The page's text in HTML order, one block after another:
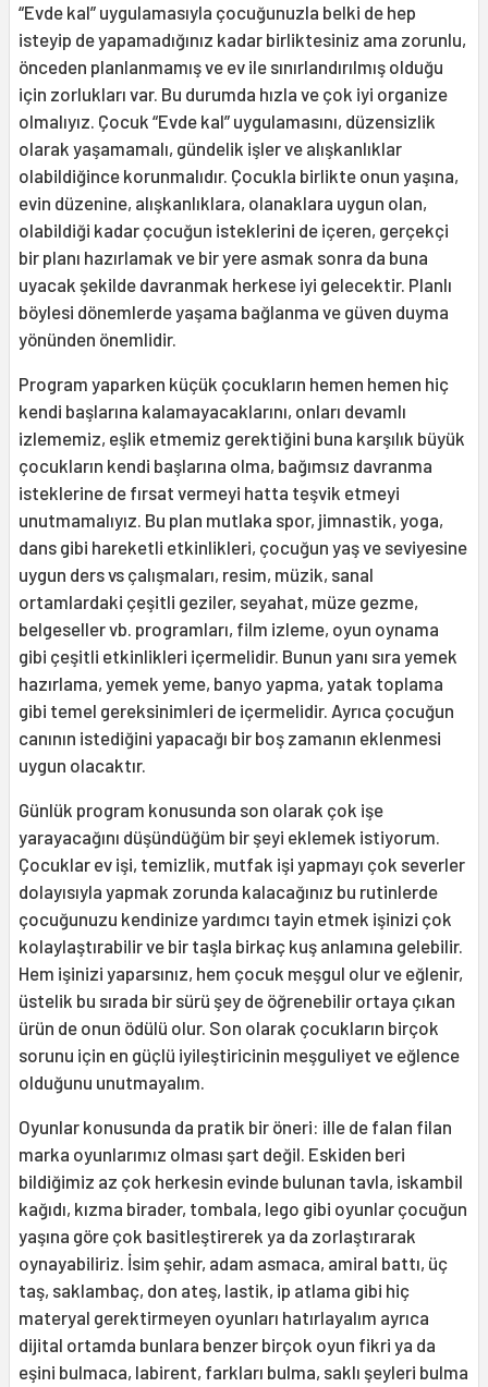
“Evde kal” uygulamasıyla çocuğunuzla belki de hep
isteyip de yapamadığınız kadar birliktesiniz ama zorunlu,
önceden planlanmamış ve ev ile sınırlandırılmış olduğu
için zorlukları var. Bu durumda hızla ve çok iyi organize
olmalıyız. Çocuk “Evde kal” uygulamasını, düzensizlik
olarak yaşamamalı, gündelik işler ve alışkanlıklar
olabildiğince korunmalıdır. Çocukla birlikte onun yaşına,
evin düzenine, alışkanlıklara, olanaklara uygun olan,
olabildiği kadar çocuğun isteklerini de içeren, gerçekçi
bir planı hazırlamak ve bir yere asmak sonra da buna
uyacak şekilde davranmak herkese iyi gelecektir. Planlı
böylesi dönemlerde yaşama bağlanma ve güven duyma
yönünden önemlidir.
Program yaparken küçük çocukların hemen hemen hiç
kendi başlarına kalamayacaklarını, onları devamlı
izlememiz, eşlik etmemiz gerektiğini buna karşılık büyük
çocukların kendi başlarına olma, bağımsız davranma
isteklerine de fırsat vermeyi hatta teşvik etmeyi
unutmamalıyız. Bu plan mutlaka spor, jimnastik, yoga,
dans gibi hareketli etkinlikleri, çocuğun yaş ve seviyesine
uygun ders vs çalışmaları, resim, müzik, sanal
ortamlardaki çeşitli geziler, seyahat, müze gezme,
belgeseller vb. programları, film izleme, oyun oynama
gibi çeşitli etkinlikleri içermelidir. Bunun yanı sıra yemek
hazırlama, yemek yeme, banyo yapma, yatak toplama
gibi temel gereksinimleri de içermelidir. Ayrıca çocuğun
canının istediğini yapacağı bir boş zamanın eklenmesi
uygun olacaktır.
Günlük program konusunda son olarak çok işe
yarayacağını düşündüğüm bir şeyi eklemek istiyorum.
Çocuklar ev işi, temizlik, mutfak işi yapmayı çok severler
dolayısıyla yapmak zorunda kalacağınız bu rutinlerde
çocuğunuzu kendinize yardımcı tayin etmek işinizi çok
kolaylaştırabilir ve bir taşla birkaç kuş anlamına gelebilir.
Hem işinizi yaparsınız, hem çocuk meşgul olur ve eğlenir,
üstelik bu sırada bir sürü şey de öğrenebilir ortaya çıkan
ürün de onun ödülü olur. Son olarak çocukların birçok
sorunu için en güçlü iyileştiricinin meşguliyet ve eğlence
olduğunu unutmayalım.
Oyunlar konusunda da pratik bir öneri: ille de falan filan
marka oyunlarımız olması şart değil. Eskiden beri
bildiğimiz az çok herkesin evinde bulunan tavla, iskambil
kağıdı, kızma birader, tombala, lego gibi oyunlar çocuğun
yaşına göre çok basitleştirerek ya da zorlaştırarak
oynayabiliriz. İsim şehir, adam asmaca, amiral battı, üç
taş, saklambaç, don ateş, lastik, ip atlama gibi hiç
materyal gerektirmeyen oyunları hatırlayalım ayrıca
dijital ortamda bunlara benzer birçok oyun fikri ya da
eşini bulmaca, labirent, farkları bulma, saklı şeyleri bulma